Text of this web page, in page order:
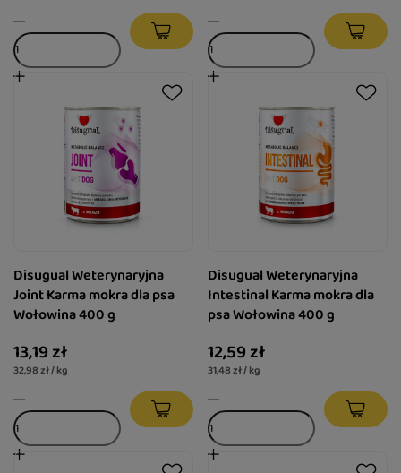
Disugual Weterynaryjna
Joint Karma mokra dla psa
Wołowina 400 g
13,19 zł
32,98 zł / kg
Disugual Weterynaryjna
Intestinal Karma mokra dla
psa Wołowina 400 g
12,59 zł
31,48 zł / kg